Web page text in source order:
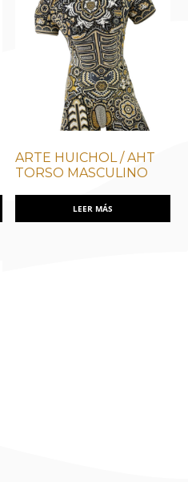
ARTE HUICHOL / AHT
TORSO MASCULINO
LEER MÁS